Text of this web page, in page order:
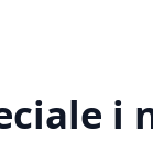
i